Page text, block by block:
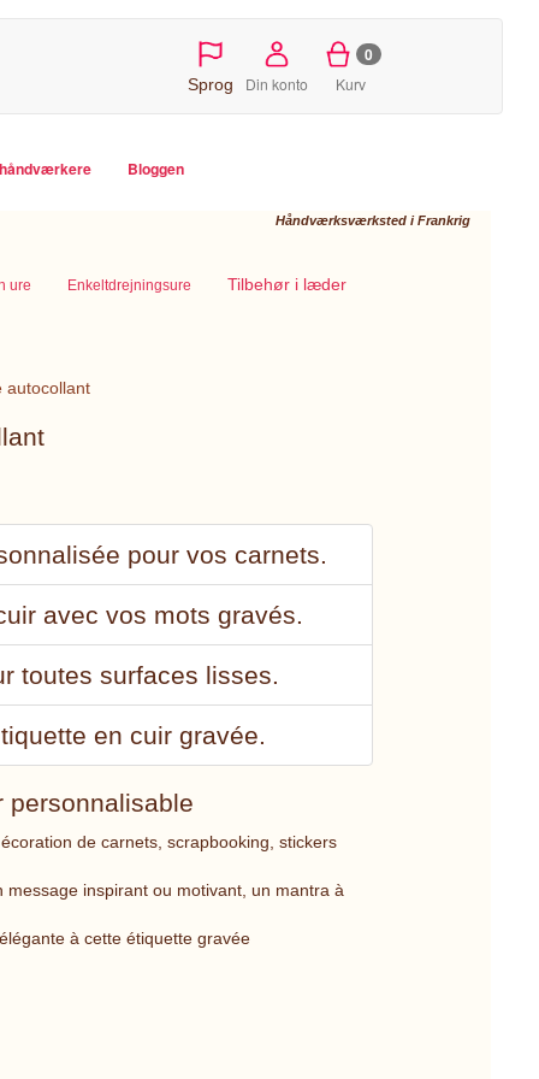
Sprog Din konto
0
Kurv
Bloggen
Håndværksværksted i Frankrig
ure Enkeltdrejningsure Tilbehør i læder
autocollant
pour vos carnets.
avec vos mots gravés.
toutes surfaces lisses.
en cuir gravée.
personnalisable
de carnets, scrapbooking, stickers
inspirant ou motivant, un mantra à
à cette étiquette gravée